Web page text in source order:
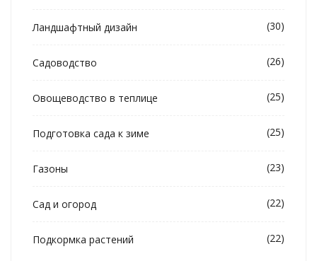
Ландшафтный дизайн (30)
Садоводство (26)
Овощеводство в теплице (25)
Подготовка сада к зиме (25)
Газоны (23)
Сад и огород (22)
Подкормка растений (22)